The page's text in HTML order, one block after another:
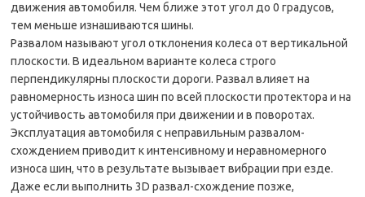
движения автомобиля. Чем ближе этот угол до 0 градусов,
тем меньше изнашиваются шины.
Развалом называют угол отклонения колеса от вертикальной
плоскости. В идеальном варианте колеса строго
перпендикулярны плоскости дороги. Развал влияет на
равномерность износа шин по всей плоскости протектора и на
устойчивость автомобиля при движении и в поворотах.
Эксплуатация автомобиля с неправильным развалом-
схождением приводит к интенсивному и неравномерного
износа шин, что в результате вызывает вибрации при езде.
Даже если выполнить 3D развал-схождение позже,